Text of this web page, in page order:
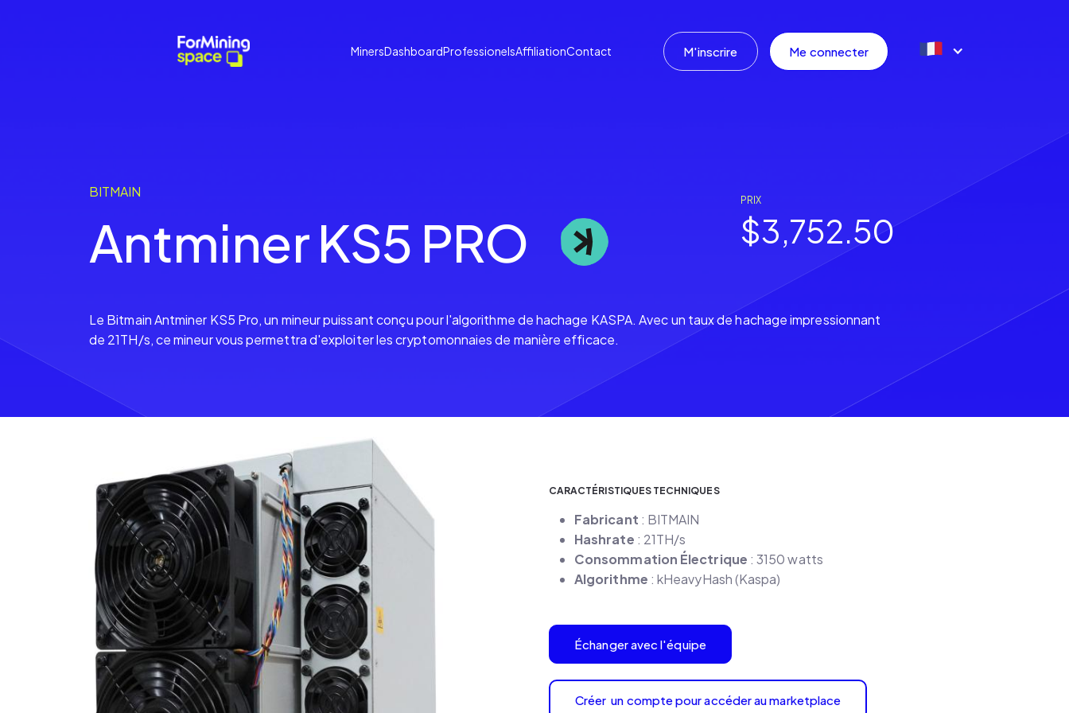
MinersDashboardProfessionelsAffiliationContact M'inscrire Me connecter
BITMAIN
Antminer KS5 PRO
PRIX
$3,752.50
Le Bitmain Antminer KS5 Pro, un mineur puissant conçu pour l'algorithme de hachage KASPA. Avec un taux de hachage impressionnant
de 21TH/s, ce mineur vous permettra d'exploiter les cryptomonnaies de manière efficace.
CARACTÉRISTIQUES TECHNIQUES
Fabricant : BITMAIN
Hashrate : 21TH/s
Consommation Électrique : 3150 watts
Algorithme : kHeavyHash (Kaspa)
Échanger avec l'équipe
Créer un compte pour accéder au marketplace